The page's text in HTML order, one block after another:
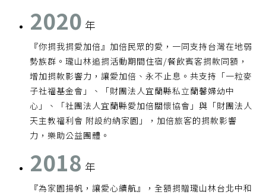
2020 年
『你捐我捐愛加倍』加倍民眾的愛，一同支持台灣在地弱
勢族群。瓏山林追捐活動期間住宿/餐飲賓客捐款同額，
增加捐款影響力，讓愛加倍、永不止息。共支持「一粒麥
子社福基金會」、「財團法人宜蘭縣私立蘭馨婦幼中
心」、「社團法人宜蘭縣愛加倍關懷協會」與「財團法人
天主教福利會 附設約納家園」，加倍旅客的捐款影響
力，樂助公益團體。
2018 年
『為家園揚帆，讓愛心續航』，全額捐贈瓏山林台北中和